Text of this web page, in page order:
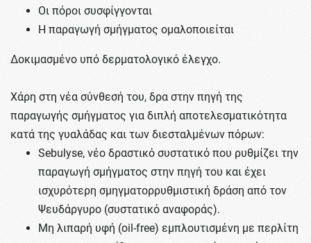
Οι πόροι συσφίγγονται
Η παραγωγή σμήγματος ομαλοποιείται
Δοκιμασμένο υπό δερματολογικό έλεγχο.
Χάρη στη νέα σύνθεσή του, δρα στην πηγή της
παραγωγής σμήγματος για διπλή αποτελεσματικότητα
κατά της γυαλάδας και των διεσταλμένων πόρων:
Sebulyse, νέο δραστικό συστατικό που ρυθμίζει την
παραγωγή σμήγματος στην πηγή του και έχει
ισχυρότερη σμηγματορρυθμιστική δράση από τον
Ψευδάργυρο (συστατικό αναφοράς).
Μη λιπαρή υφή (oil-free) εμπλουτισμένη με περλίτη